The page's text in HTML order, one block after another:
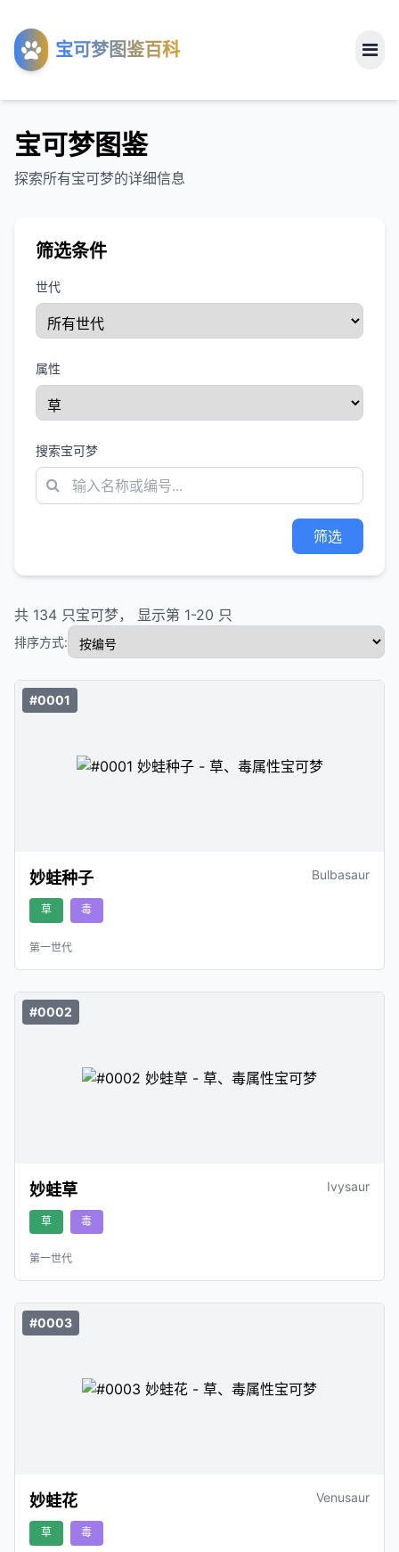
宝可梦图鉴百科
工具
关于
宝可梦图鉴
探索所有宝可梦的详细信息
筛选条件
世代
属性
搜索宝可梦
筛选
共 134 只宝可梦， 显示第 1-20 只
排序方式:
#0001
妙蛙种子 Bulbasaur
草 毒
第一世代
#0002
妙蛙草 Ivysaur
草 毒
第一世代
#0003
妙蛙花 Venusaur
草 毒